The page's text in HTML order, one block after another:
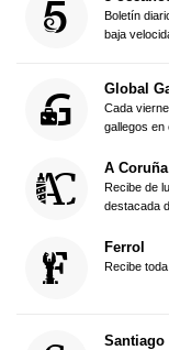
Boletín
baja
Global
Cada
gallegos en
A Coruña
Recibe de
destacada
Ferrol
Recibe
Santiago